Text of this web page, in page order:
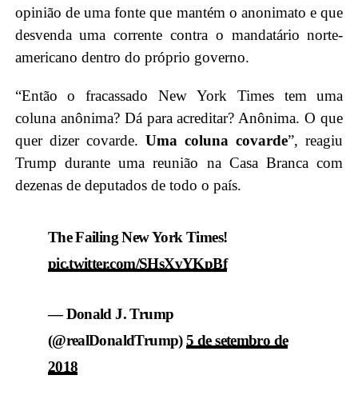
opinião de uma fonte que mantém o anonimato e que
desvenda uma corrente contra o mandatário norte-
americano dentro do próprio governo.
“Então o fracassado New York Times tem uma
coluna anônima? Dá para acreditar? Anônima. O que
quer dizer covarde. Uma coluna covarde”, reagiu
Trump durante uma reunião na Casa Branca com
dezenas de deputados de todo o país.
The Failing New York Times!
pic.twitter.com/SHsXvYKpBf
— Donald J. Trump
(@realDonaldTrump)5 de setembro de
2018